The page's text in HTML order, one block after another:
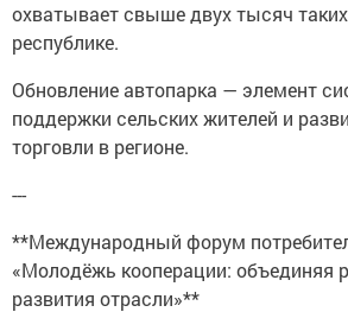
охватывает свыше двух тысяч
республике.
Обновление автопарка — элемент
поддержки сельских жителей и
торговли в регионе.
---
**Международный форум
«Молодёжь кооперации: объединяя
развития отрасли»**